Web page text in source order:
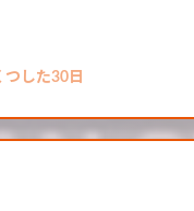
した30日